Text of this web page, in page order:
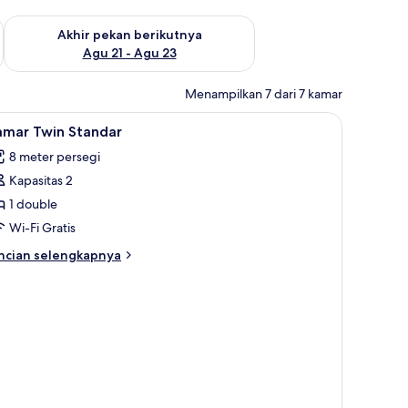
Agu 14 - Agu 16
Akhir pekan berikutnya
Agu 21 - Agu 23
Periksa ketersediaan untuk akhir pekan berikutnya Agu 21 -
Menampilkan 7 dari 7 kamar
Kamar Twin Standar | Meja kerja, Wi-Fi
4 Twin Standar
8 meter persegi
Kapasitas 2
1 double
Wi-Fi Gratis
selengkapnya